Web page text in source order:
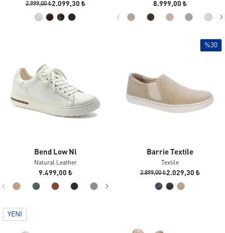
2.999,00 ₺2.099,30 ₺ 8.999,00 ₺
Bend Low Nl
Natural Leather
9.499,00 ₺
%30
Barrie Textile
Textile
2.899,00 ₺2.029,30 ₺
YENI